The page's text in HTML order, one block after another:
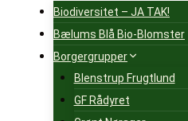
Biodiversitet – JA TAK!
Bælums Blå Bio-Blomster
Borgergrupper
Blenstrup Frugtlund
GF Rådyret